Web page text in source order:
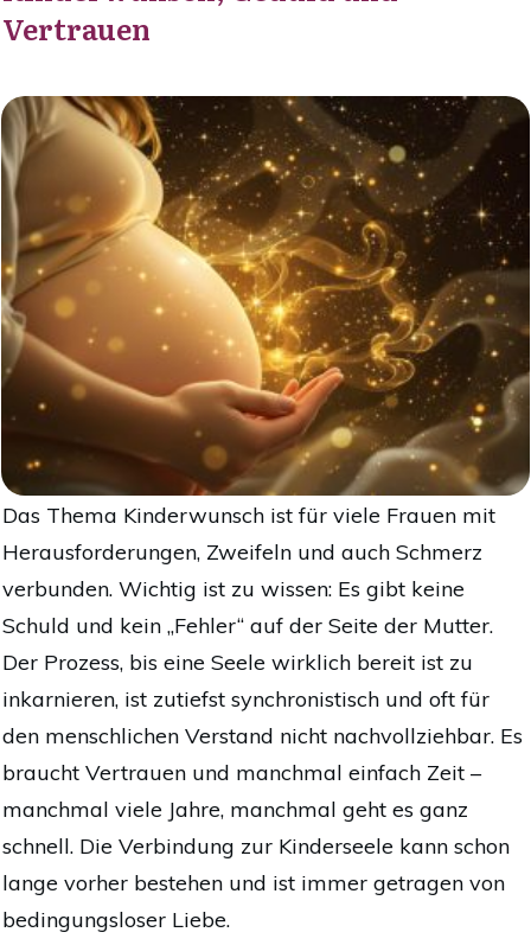
Vertrauen
Das Thema Kinderwunsch ist für viele Frauen mit
Herausforderungen, Zweifeln und auch Schmerz
verbunden. Wichtig ist zu wissen: Es gibt keine
Schuld und kein „Fehler“ auf der Seite der Mutter.
Der Prozess, bis eine Seele wirklich bereit ist zu
inkarnieren, ist zutiefst synchronistisch und oft für
den menschlichen Verstand nicht nachvollziehbar. Es
braucht Vertrauen und manchmal einfach Zeit –
manchmal viele Jahre, manchmal geht es ganz
schnell. Die Verbindung zur Kinderseele kann schon
lange vorher bestehen und ist immer getragen von
bedingungsloser Liebe.